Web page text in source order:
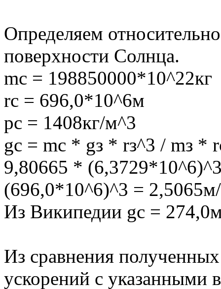
Определяем
поверхности Солнца.
mc = 198850000*10^22кг
rс = 696,0*10^6м
рс = 1408кг/м^3
gc = mc * gз * rз^3 / mз *
9,80665 *
(696,0*10^6)^3 =
Из Википедии gс =
Из сравнения
ускорений с указанными